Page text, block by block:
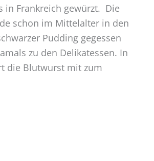
in Frankreich gewürzt. Die
schon im Mittelalter in den
Pudding gegessen
zu den Delikatessen. In
die Blutwurst mit zum